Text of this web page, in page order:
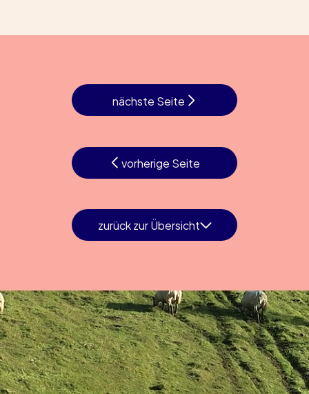
vorherige Seite
zurück zur Übersicht
nächste Seite